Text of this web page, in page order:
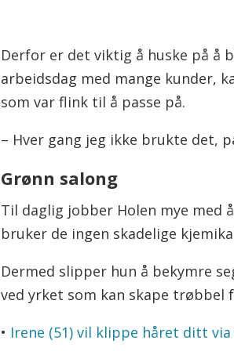
Kilde: arbeidstilsynet.no
Derfor er det viktig å huske på å
arbeidsdag med mange kunder,
som var flink til å passe på.
– Hver gang jeg ikke brukte det,
Grønn salong
Til daglig jobber Holen mye med
bruker de ingen skadelige
Dermed slipper hun å bekymre
ved yrket som kan skape trøbbel
• Irene (51) vil klippe håret ditt